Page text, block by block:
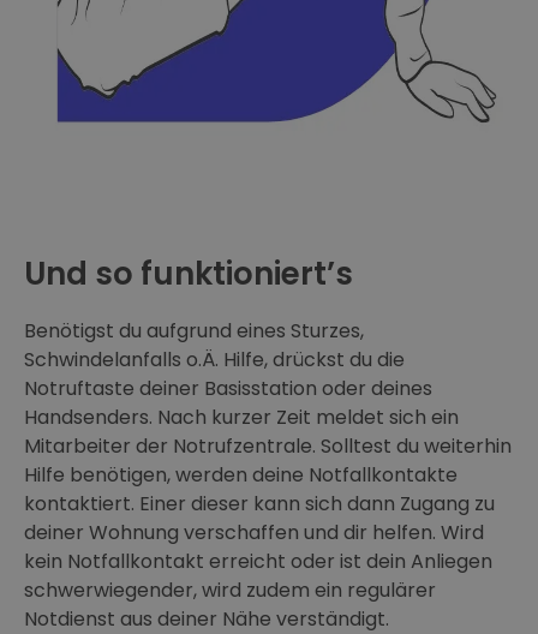
Und so funktioniert’s
Benötigst du aufgrund eines Sturzes,
Schwindelanfalls o.Ä. Hilfe, drückst du die
Notruftaste deiner Basisstation oder deines
Handsenders. Nach kurzer Zeit meldet sich ein
Mitarbeiter der Notrufzentrale. Solltest du weiterhin
Hilfe benötigen, werden deine Notfallkontakte
kontaktiert. Einer dieser kann sich dann Zugang zu
deiner Wohnung verschaffen und dir helfen. Wird
kein Notfallkontakt erreicht oder ist dein Anliegen
schwerwiegender, wird zudem ein regulärer
Notdienst aus deiner Nähe verständigt.